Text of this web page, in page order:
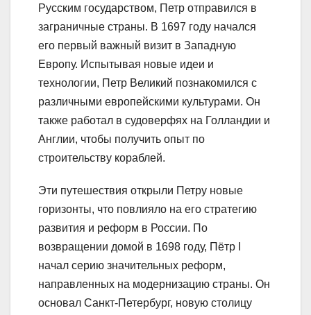
Русским государством, Петр отправился в
заграничные страны. В 1697 году начался
его первый важный визит в Западную
Европу. Испытывая новые идеи и
технологии, Петр Великий познакомился с
различными европейскими культурами. Он
также работал в судоверфях на Голландии и
Англии, чтобы получить опыт по
строительству кораблей.
Эти путешествия открыли Петру новые
горизонты, что повлияло на его стратегию
развития и реформ в России. По
возвращении домой в 1698 году, Пётр I
начал серию значительных реформ,
направленных на модернизацию страны. Он
основал Санкт-Петербург, новую столицу